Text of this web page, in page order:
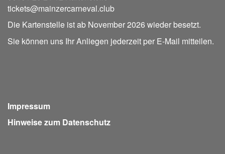
tickets@mainzercarneval.club
Die Kartenstelle ist ab November 2026 wieder besetzt.
Sie können uns Ihr Anliegen jederzeit per E-Mail mitteilen.
Impressum
Hinweise zum Datenschutz